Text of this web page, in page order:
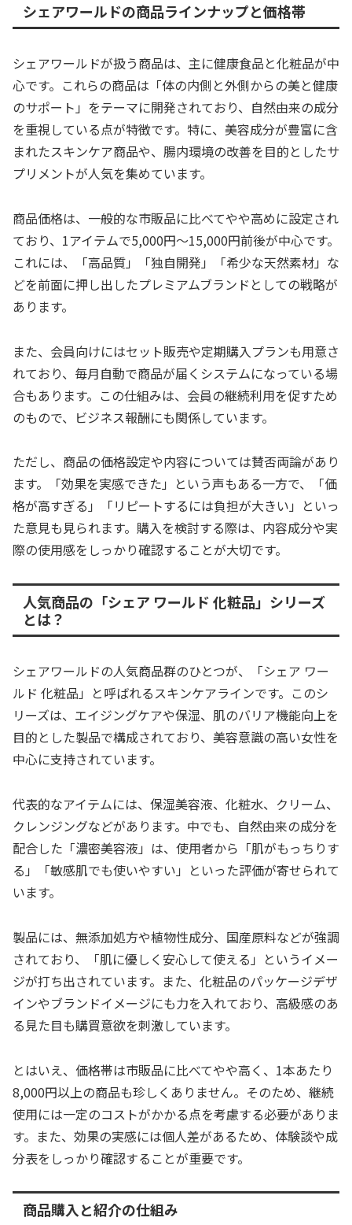
シェアワールドの商品ラインナップと価格帯
シェアワールドが扱う商品は、主に健康食品と化粧品が中
心です。これらの商品は「体の内側と外側からの美と健康
のサポート」をテーマに開発されており、自然由来の成分
を重視している点が特徴です。特に、美容成分が豊富に含
まれたスキンケア商品や、腸内環境の改善を目的としたサ
プリメントが人気を集めています。
商品価格は、一般的な市販品に比べてやや高めに設定され
ており、1アイテムで5,000円〜15,000円前後が中心です。
これには、「高品質」「独自開発」「希少な天然素材」な
どを前面に押し出したプレミアムブランドとしての戦略が
あります。
また、会員向けにはセット販売や定期購入プランも用意さ
れており、毎月自動で商品が届くシステムになっている場
合もあります。この仕組みは、会員の継続利用を促すため
のもので、ビジネス報酬にも関係しています。
ただし、商品の価格設定や内容については賛否両論があり
ます。「効果を実感できた」という声もある一方で、「価
格が高すぎる」「リピートするには負担が大きい」といっ
た意見も見られます。購入を検討する際は、内容成分や実
際の使用感をしっかり確認することが大切です。
人気商品の「シェア ワールド 化粧品」シリーズ
とは？
シェアワールドの人気商品群のひとつが、「シェア ワー
ルド 化粧品」と呼ばれるスキンケアラインです。このシ
リーズは、エイジングケアや保湿、肌のバリア機能向上を
目的とした製品で構成されており、美容意識の高い女性を
中心に支持されています。
代表的なアイテムには、保湿美容液、化粧水、クリーム、
クレンジングなどがあります。中でも、自然由来の成分を
配合した「濃密美容液」は、使用者から「肌がもっちりす
る」「敏感肌でも使いやすい」といった評価が寄せられて
います。
製品には、無添加処方や植物性成分、国産原料などが強調
されており、「肌に優しく安心して使える」というイメー
ジが打ち出されています。また、化粧品のパッケージデザ
インやブランドイメージにも力を入れており、高級感のあ
る見た目も購買意欲を刺激しています。
とはいえ、価格帯は市販品に比べてやや高く、1本あたり
8,000円以上の商品も珍しくありません。そのため、継続
使用には一定のコストがかかる点を考慮する必要がありま
す。また、効果の実感には個人差があるため、体験談や成
分表をしっかり確認することが重要です。
商品購入と紹介の仕組み